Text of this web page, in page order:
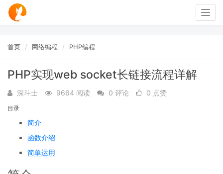
首页 网络编程 PHP编程
PHP实现web socket长链接流程详解
深斗士 9664 阅读 0 评论 0 点赞
目录
简介
函数介绍
简单运用